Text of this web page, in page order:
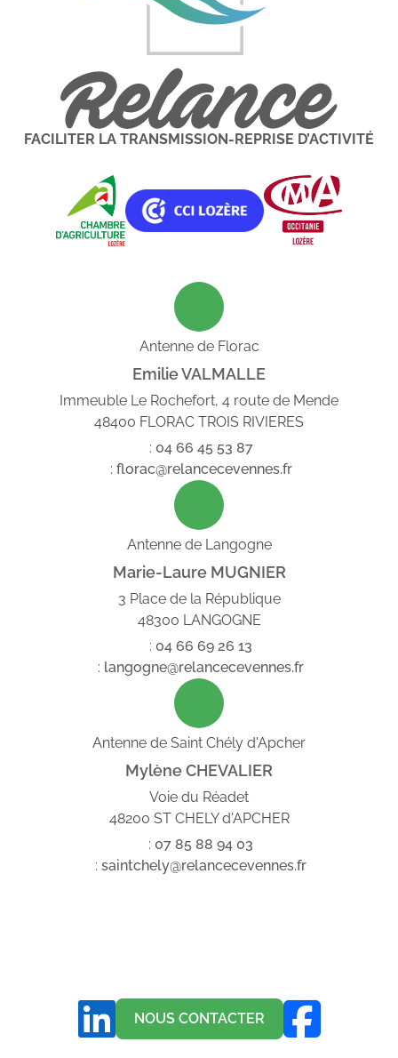
FACILITER LA TRANSMISSION-REPRISE D’ACTIVITÉ
Antenne de Florac
Emilie VALMALLE
Immeuble Le Rochefort, 4 route de Mende
48400 FLORAC TROIS RIVIERES
: 04 66 45 53 87
: florac@relancecevennes.fr
Antenne de Langogne
Marie-Laure MUGNIER
3 Place de la République
48300 LANGOGNE
: 04 66 69 26 13
: langogne@relancecevennes.fr
Antenne de Saint Chély d'Apcher
Mylène CHEVALIER
Voie du Réadet
48200 ST CHELY d'APCHER
: 07 85 88 94 03
: saintchely@relancecevennes.fr
NOUS CONTACTER